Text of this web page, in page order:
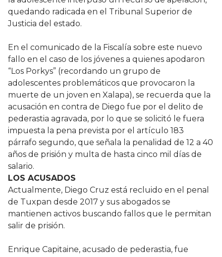
quedando radicada en el Tribunal Superior de
Justicia del estado.
En el comunicado de la Fiscalía sobre este nuevo
fallo en el caso de los jóvenes a quienes apodaron
“Los Porkys” (recordando un grupo de
adolescentes problemáticos que provocaron la
muerte de un joven en Xalapa), se recuerda que la
acusación en contra de Diego fue por el delito de
pederastia agravada, por lo que se solicitó le fuera
impuesta la pena prevista por el artículo 183
párrafo segundo, que señala la penalidad de 12 a 40
años de prisión y multa de hasta cinco mil días de
salario.
LOS ACUSADOS
Actualmente, Diego Cruz está recluido en el penal
de Tuxpan desde 2017 y sus abogados se
mantienen activos buscando fallos que le permitan
salir de prisión.
Enrique Capitaine, acusado de pederastia, fue